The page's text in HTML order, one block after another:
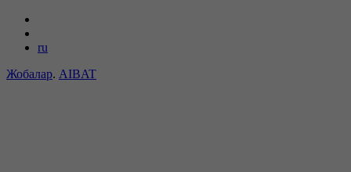
ru
Жобалар. AIBAT